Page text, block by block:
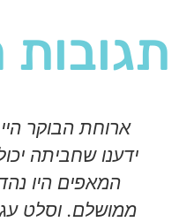
תגובות
ארוחת הבוקר
ידענו שחביתה
המאפים היו
ממושלם. וסלט